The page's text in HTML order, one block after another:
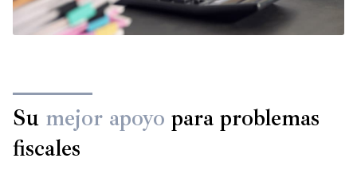
Su mejor apoyo para problemas
fiscales